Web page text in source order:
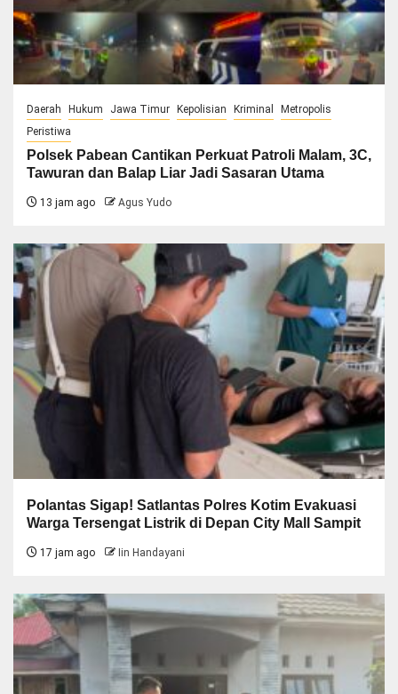
Daerah Hukum Jawa Timur Kepolisian Kriminal
Metropolis
Peristiwa
Polsek Pabean Cantikan Perkuat Patroli Malam, 3C,
Tawuran dan Balap Liar Jadi Sasaran Utama
13 jam ago Agus Yudo
Polantas Sigap! Satlantas Polres Kotim Evakuasi
Warga Tersengat Listrik di Depan City Mall Sampit
17 jam ago Iin Handayani